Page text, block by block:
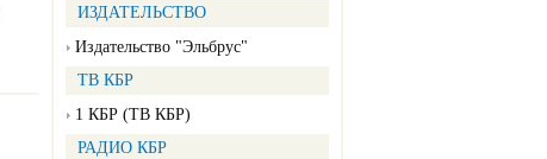
ИЗДАТЕЛЬСТВО
Издательство "Эльбрус"
ТВ КБР
1 КБР (ТВ КБР)
РАДИО КБР